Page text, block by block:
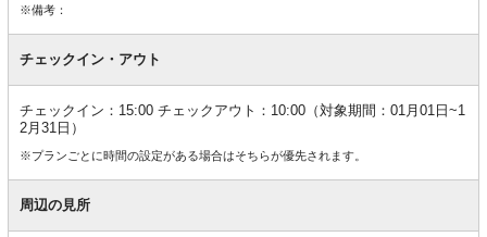
※備考：
チェックイン・アウト
チェックイン：15:00 チェックアウト：10:00（対象期間：01月01日~1
2月31日）
※プランごとに時間の設定がある場合はそちらが優先されます。
周辺の見所